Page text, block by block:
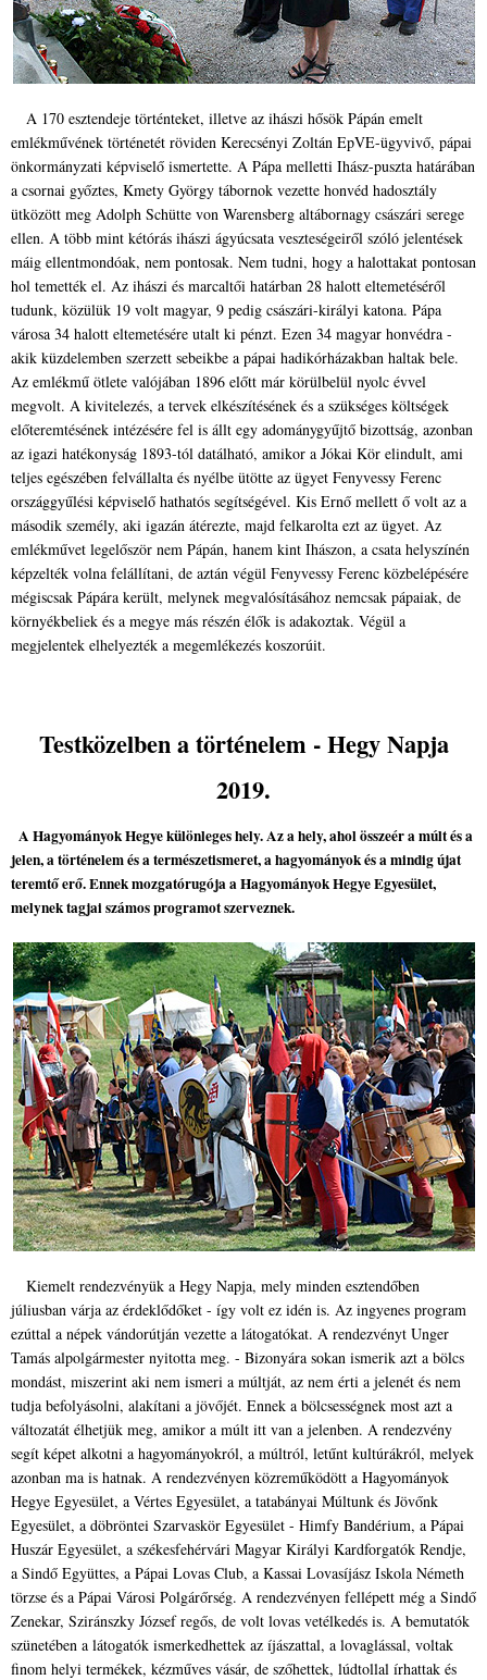
A 170 esztendeje történteket, illetve az ihászi hősök Pápán emelt
emlékművének történetét röviden Kerecsényi Zoltán EpVE-ügyvivő, pápai
önkormányzati képviselő ismertette. A Pápa melletti Ihász-puszta határában
a csornai győztes, Kmety György tábornok vezette honvéd hadosztály
ütközött meg Adolph Schütte von Warensberg altábornagy császári serege
ellen. A több mint kétórás ihászi ágyúcsata veszteségeiről szóló jelentések
máig ellentmondóak, nem pontosak. Nem tudni, hogy a halottakat pontosan
hol temették el. Az ihászi és marcaltői határban 28 halott eltemetéséről
tudunk, közülük 19 volt magyar, 9 pedig császári-királyi katona. Pápa
városa 34 halott eltemetésére utalt ki pénzt. Ezen 34 magyar honvédra -
akik küzdelemben szerzett sebeikbe a pápai hadikórházakban haltak bele.
Az emlékmű ötlete valójában 1896 előtt már körülbelül nyolc évvel
megvolt. A kivitelezés, a tervek elkészítésének és a szükséges költségek
előteremtésének intézésére fel is állt egy adománygyűjtő bizottság, azonban
az igazi hatékonyság 1893-tól datálható, amikor a Jókai Kör elindult, ami
teljes egészében felvállalta és nyélbe ütötte az ügyet Fenyvessy Ferenc
országgyűlési képviselő hathatós segítségével. Kis Ernő mellett ő volt az a
második személy, aki igazán átérezte, majd felkarolta ezt az ügyet. Az
emlékművet legelőször nem Pápán, hanem kint Ihászon, a csata helyszínén
képzelték volna felállítani, de aztán végül Fenyvessy Ferenc közbelépésére
mégiscsak Pápára került, melynek megvalósításához nemcsak pápaiak, de
környékbeliek és a megye más részén élők is adakoztak. Végül a
megjelentek elhelyezték a megemlékezés koszorúit.
Testközelben a történelem - Hegy Napja
2019.
A Hagyományok Hegye különleges hely. Az a hely, ahol összeér a múlt és a
jelen, a történelem és a természetismeret, a hagyományok és a mindig újat
teremtő erő. Ennek mozgatórugója a Hagyományok Hegye Egyesület,
melynek tagjai számos programot szerveznek.
Kiemelt rendezvényük a Hegy Napja, mely minden esztendőben
júliusban várja az érdeklődőket - így volt ez idén is. Az ingyenes program
ezúttal a népek vándorútján vezette a látogatókat. A rendezvényt Unger
Tamás alpolgármester nyitotta meg. - Bizonyára sokan ismerik azt a bölcs
mondást, miszerint aki nem ismeri a múltját, az nem érti a jelenét és nem
tudja befolyásolni, alakítani a jövőjét. Ennek a bölcsességnek most azt a
változatát élhetjük meg, amikor a múlt itt van a jelenben. A rendezvény
segít képet alkotni a hagyományokról, a múltról, letűnt kultúrákról, melyek
azonban ma is hatnak. A rendezvényen közreműködött a Hagyományok
Hegye Egyesület, a Vértes Egyesület, a tatabányai Múltunk és Jövőnk
Egyesület, a döbröntei Szarvaskör Egyesület - Himfy Bandérium, a Pápai
Huszár Egyesület, a székesfehérvári Magyar Királyi Kardforgatók Rendje,
a Sindő Együttes, a Pápai Lovas Club, a Kassai Lovasíjász Iskola Németh
törzse és a Pápai Városi Polgárőrség. A rendezvényen fellépett még a Sindő
Zenekar, Sziránszky József regős, de volt lovas vetélkedés is. A bemutatók
szünetében a látogatók ismerkedhettek az íjászattal, a lovaglással, voltak
finom helyi termékek, kézműves vásár, de szőhettek, lúdtollal írhattak és